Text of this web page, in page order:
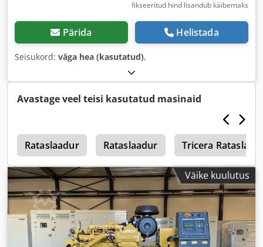
fikseeritud hind lisandub käibemaks
Pärida Helistada
Seisukord: väga hea (kasutatud),
Avastage veel teisi kasutatud masinaid
Rataslaadur Rataslaadur Tricera
Väike kuulutus